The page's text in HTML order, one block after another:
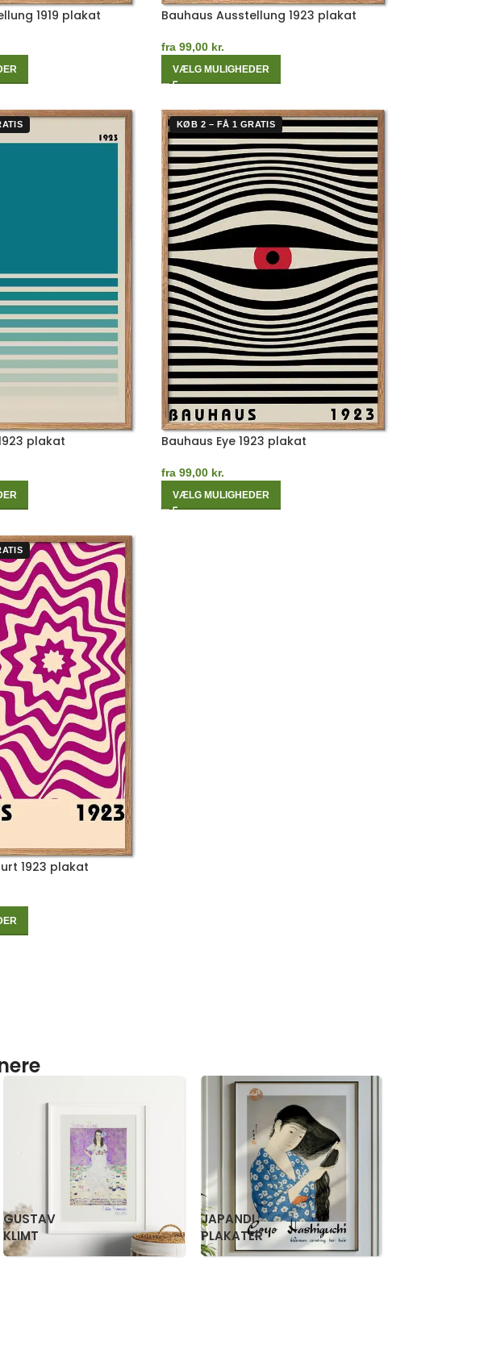
1919 plakat Bauhaus Ausstellung 1923 plakat
fra 99,00 kr.
VÆLG MULIGHEDER
plakat
KØB 2 – FÅ 1 GRATIS
Bauhaus Eye 1923 plakat
fra 99,00 kr.
VÆLG MULIGHEDER
1923 plakat
PS
KRØYER
RETRO
PLAKATER